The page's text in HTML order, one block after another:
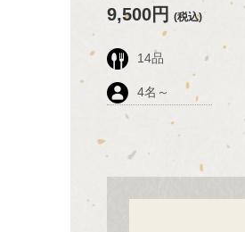
9,500円 (税込)
14品
4名～